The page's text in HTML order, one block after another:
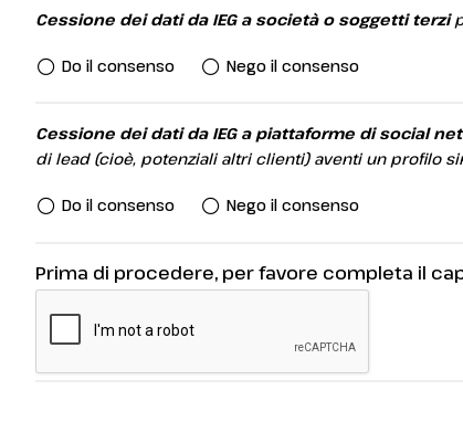
Cessione dei dati da IEG a società o soggetti terzi
Do il consenso Nego il consenso
Cessione dei dati da IEG a piattaforme di social
di lead (cioè, potenziali altri clienti) aventi un profilo
Do il consenso Nego il consenso
Prima di procedere, per favore completa il